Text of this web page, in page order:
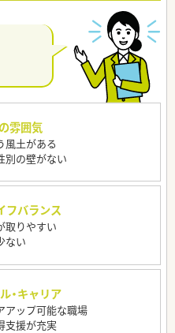
雰囲気
風土がある
別の壁がない
フバランス
取りやすい
ない
・キャリア
アップ可能な職場
支援が充実